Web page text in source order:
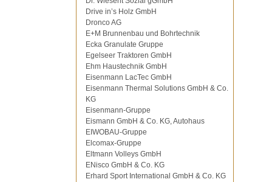
Drive in’s Holz GmbH
Dronco AG
E+M Brunnenbau und Bohrtechnik
Ecka Granulate Gruppe
Egelseer Traktoren GmbH
Ehm Haustechnik GmbH
Eisenmann LacTec GmbH
Eisenmann Thermal Solutions GmbH & Co.
KG
Eisenmann-Gruppe
Eismann GmbH & Co. KG, Autohaus
EIWOBAU-Gruppe
Elcomax-Gruppe
Eltmann Volleys GmbH
ENisco GmbH & Co. KG
Erhard Sport International GmbH & Co. KG